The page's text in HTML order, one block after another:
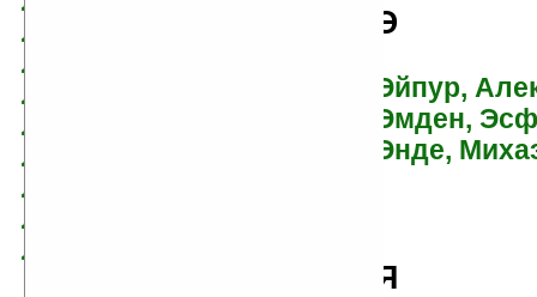
Леонов, Леонид
Лесков, Николай
Ли, Юнас
Линдгрен, Астрид
Линдс, Деннис
Лиханов, Альберт
Логинов, Святослав
Лукницкий, Сергей
Э
Эйпур,
Эмден,
Энде,
Я